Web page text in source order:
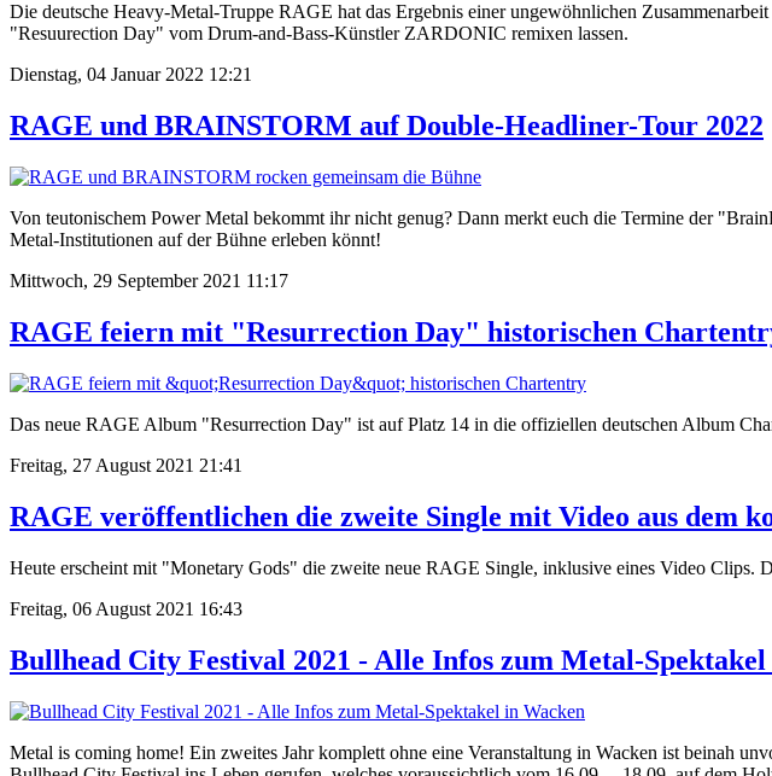
Die deutsche Heavy-Metal-Truppe RAGE hat das Ergebnis einer ungewöhnlichen
"Resuurection Day" vom Drum-and-Bass-Künstler ZARDONIC remixen lassen.
Dienstag, 04 Januar 2022 12:21
RAGE und BRAINSTORM auf Double-Headliner-Tour 2022
Von teutonischem Power Metal bekommt ihr nicht genug? Dann merkt euch die Termine der
Metal-Institutionen auf der Bühne erleben könnt!
Mittwoch, 29 September 2021 11:17
RAGE feiern mit "Resurrection Day" historischen
Das neue RAGE Album "Resurrection Day" ist auf Platz 14 in die offiziellen deutschen Album
Freitag, 27 August 2021 21:41
RAGE veröffentlichen die zweite Single mit Video aus dem
Heute erscheint mit "Monetary Gods" die zweite neue RAGE Single, inklusive eines Video Clips.
Freitag, 06 August 2021 16:43
Bullhead City Festival 2021 - Alle Infos zum Metal-
Metal is coming home! Ein zweites Jahr komplett ohne eine Veranstaltung in Wacken ist beinah